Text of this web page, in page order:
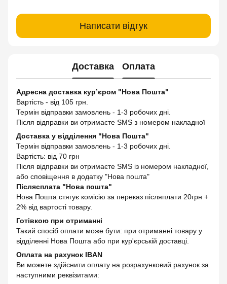
Написати відгук
Доставка Оплата
Адресна доставка кур’єром "Нова Пошта"
Вартість - від 105 грн.
Термін відправки замовлень - 1-3 робочих дні.
Після відправки ви отримаєте SMS з номером накладної
Доставка у відділення "Нова Пошта"
Термін відправки замовлень - 1-3 робочих дні.
Вартість: від 70 грн
Після відправки ви отримаєте SMS із номером накладної,
або сповіщення в додатку "Нова пошта"
Післясплата "Нова пошта"
Нова Пошта стягує комісію за переказ післяплати 20грн +
2% від вартості товару.
Готівкою при отриманні
Такий спосіб оплати може бути: при отриманні товару у
відділенні Нова Пошта або при кур'єрській доставці.
Оплата на рахунок IBAN
Ви можете здійснити оплату на розрахунковий рахунок за
наступними реквізитами: